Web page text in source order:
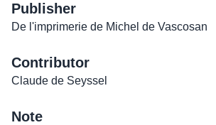
Publisher
De l'imprimerie de Michel de Vascosan
Contributor
Claude de Seyssel
Note